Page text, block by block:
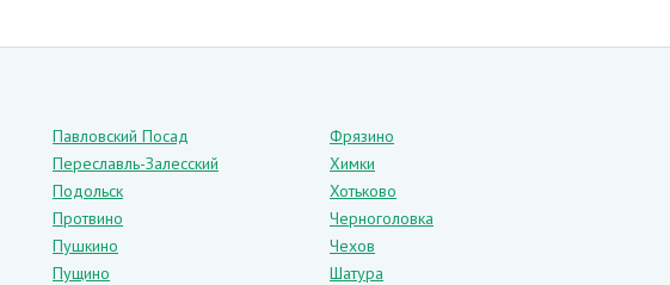
Павловский Посад
Переславль-Залесский
Подольск
Протвино
Пушкино
Пущино
Фрязино
Химки
Хотьково
Черноголовка
Чехов
Шатура